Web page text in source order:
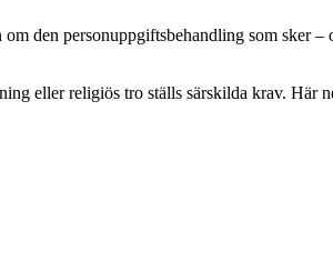
den personuppgiftsbehandling som sker
eller religiös tro ställs särskilda krav. Här